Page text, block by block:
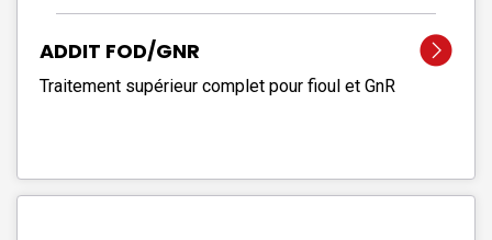
ADDIT FOD/GNR
Traitement supérieur complet pour fioul et GnR